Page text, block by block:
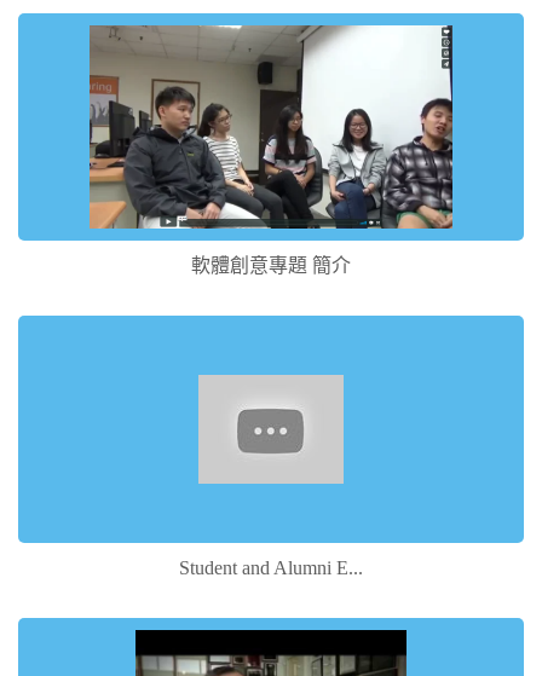
軟體創意專題 簡介
Student and Alumni E...